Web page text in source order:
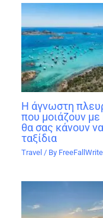
Η άγνωστη
που μοιάζουν
θα σας κάνουν
ταξίδια
Travel / By